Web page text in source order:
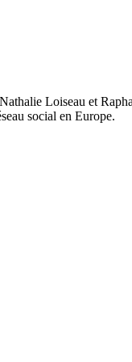
Loiseau et
social en Europe.